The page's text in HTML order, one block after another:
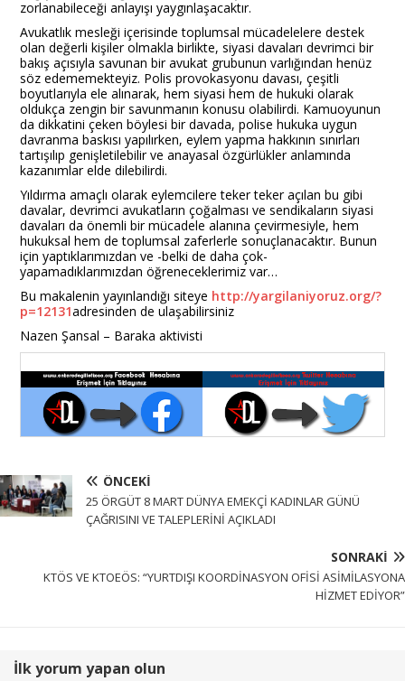
zorlanabileceği anlayışı yaygınlaşacaktır.
Avukatlık mesleği içerisinde toplumsal mücadelelere destek
olan değerli kişiler olmakla birlikte, siyasi davaları devrimci bir
bakış açısıyla savunan bir avukat grubunun varlığından henüz
söz edememekteyiz. Polis provokasyonu davası, çeşitli
boyutlarıyla ele alınarak, hem siyasi hem de hukuki olarak
oldukça zengin bir savunmanın konusu olabilirdi. Kamuoyunun
da dikkatini çeken böylesi bir davada, polise hukuka uygun
davranma baskısı yapılırken, eylem yapma hakkının sınırları
tartışılıp genişletilebilir ve anayasal özgürlükler anlamında
kazanımlar elde dilebilirdi.
Yıldırma amaçlı olarak eylemcilere teker teker açılan bu gibi
davalar, devrimci avukatların çoğalması ve sendikaların siyasi
davaları da önemli bir mücadele alanına çevirmesiyle, hem
hukuksal hem de toplumsal zaferlerle sonuçlanacaktır. Bunun
için yaptıklarımızdan ve -belki de daha çok-
yapamadıklarımızdan öğreneceklerimiz var…
Bu makalenin yayınlandığı siteye http://yargilaniyoruz.org/?
p=12131adresinden de ulaşabilirsiniz
Nazen Şansal – Baraka aktivisti
ÖNCEKI
25 ÖRGÜT 8 MART DÜNYA EMEKÇİ KADINLAR GÜNÜ
ÇAĞRISINI VE TALEPLERİNİ AÇIKLADI
SONRAKI
KTÖS VE KTOEÖS: “YURTDIŞI KOORDİNASYON OFİSİ ASİMİLASYONA
HİZMET EDİYOR”
İlk yorum yapan olun